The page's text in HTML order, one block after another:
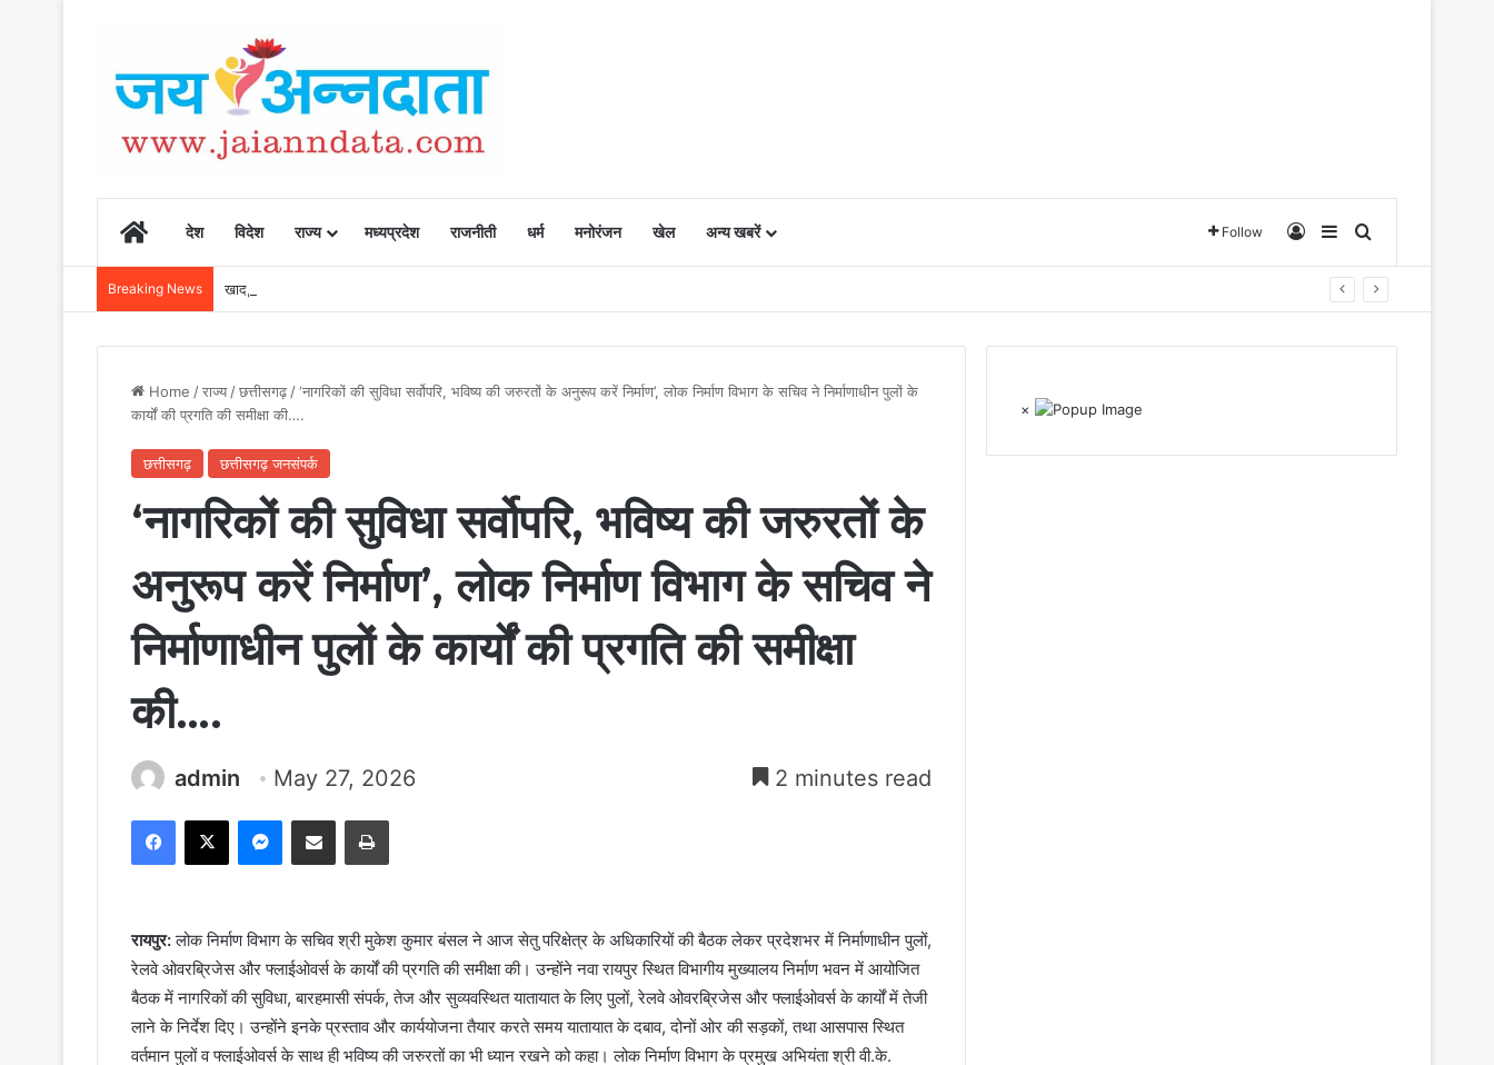
Homeदेश विदेश राज्य मध्यप्रदेश राजनीती धर्म मनोरंजन खेल अन्य खबरें Follow Log InSidebarSearch for
Breaking News खाद, बीज और उर्वरकों की समय पर उपलब्धता से किसानों में उत्साह, नैनो डीएपी और नैनो यूरिया बने किसानों के भरोसेमंद कृषि साथी…..
Home /राज्य/छत्तीसगढ़/‘नागरिकों की सुविधा सर्वोपरि, भविष्य की जरुरतों के अनुरूप करें निर्माण’, लोक निर्माण विभाग के सचिव ने निर्माणाधीन पुलों के
कार्यों की प्रगति की समीक्षा की….
छत्तीसगढ़ छत्तीसगढ़ जनसंपर्क
‘नागरिकों की सुविधा सर्वोपरि, भविष्य की जरुरतों के
अनुरूप करें निर्माण’, लोक निर्माण विभाग के सचिव ने
निर्माणाधीन पुलों के कार्यों की प्रगति की समीक्षा
की….
admin May 27, 2026 2 minutes read
Facebook
X Messenger
Share via Email Print
रायपुर:लोक निर्माण विभाग के सचिव श्री मुकेश कुमार बंसल ने आज सेतु परिक्षेत्र के अधिकारियों की बैठक लेकर प्रदेशभर में निर्माणाधीन पुलों,
रेलवे ओवरब्रिजेस और फ्लाईओवर्स के कार्यों की प्रगति की समीक्षा की। उन्होंने नवा रायपुर स्थित विभागीय मुख्यालय निर्माण भवन में आयोजित
बैठक में नागरिकों की सुविधा, बारहमासी संपर्क, तेज और सुव्यवस्थित यातायात के लिए पुलों, रेलवे ओवरब्रिजेस और फ्लाईओवर्स के कार्यों में तेजी
लाने के निर्देश दिए। उन्होंने इनके प्रस्ताव और कार्ययोजना तैयार करते समय यातायात के दबाव, दोनों ओर की सड़कों, तथा आसपास स्थित
वर्तमान पुलों व फ्लाईओवर्स के साथ ही भविष्य की जरुरतों का भी ध्यान रखने को कहा। लोक निर्माण विभाग के प्रमुख अभियंता श्री वी.के.
×